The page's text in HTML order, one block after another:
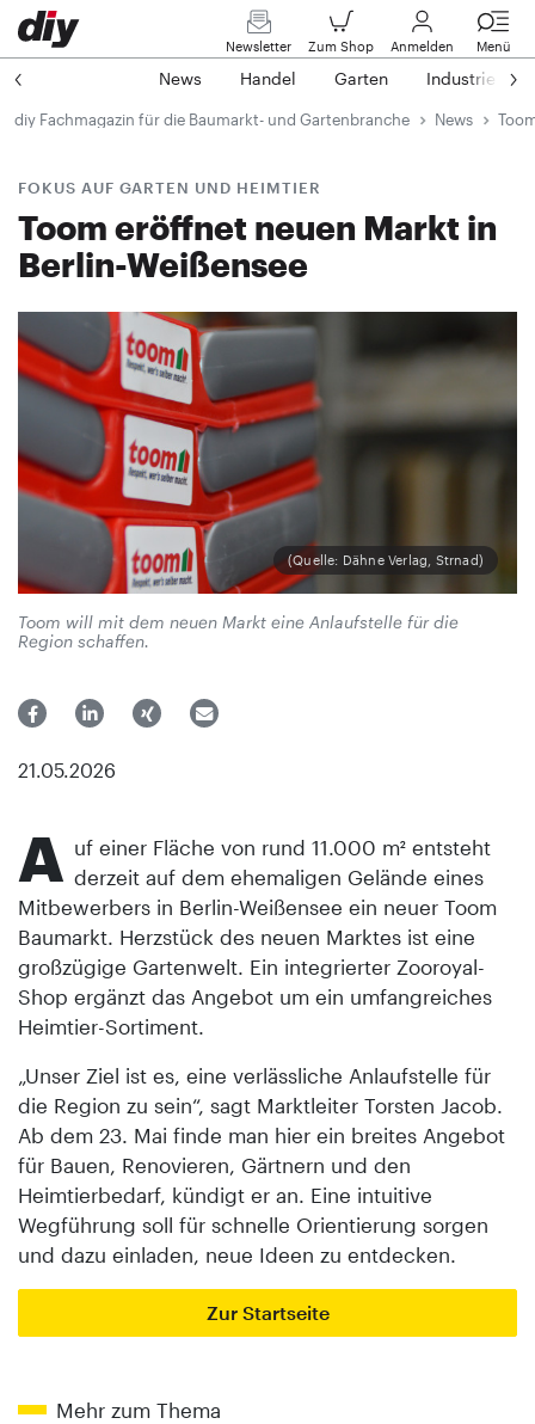
Newsletter Zum Shop Anmelden Menü
News Handel Garten Industrie
diy Fachmagazin für die Baumarkt- und Gartenbranche News
FOKUS AUF GARTEN UND HEIMTIER
Toom eröffnet neuen Markt in
Berlin-Weißensee
(Quelle: Dähne Verlag, Strnad)
Toom will mit dem neuen Markt eine Anlaufstelle für die
Region schaffen.
21.05.2026
A uf einer Fläche von rund 11.000 m² entsteht
derzeit auf dem ehemaligen Gelände eines
Mitbewerbers in Berlin-Weißensee ein neuer Toom
Baumarkt. Herzstück des neuen Marktes ist eine
großzügige Gartenwelt. Ein integrierter Zooroyal-
Shop ergänzt das Angebot um ein umfangreiches
Heimtier-Sortiment.
„Unser Ziel ist es, eine verlässliche Anlaufstelle für
die Region zu sein“, sagt Marktleiter Torsten Jacob.
Ab dem 23. Mai finde man hier ein breites Angebot
für Bauen, Renovieren, Gärtnern und den
Heimtierbedarf, kündigt er an. Eine intuitive
Wegführung soll für schnelle Orientierung sorgen
und dazu einladen, neue Ideen zu entdecken.
Zur Startseite
Mehr zum Thema